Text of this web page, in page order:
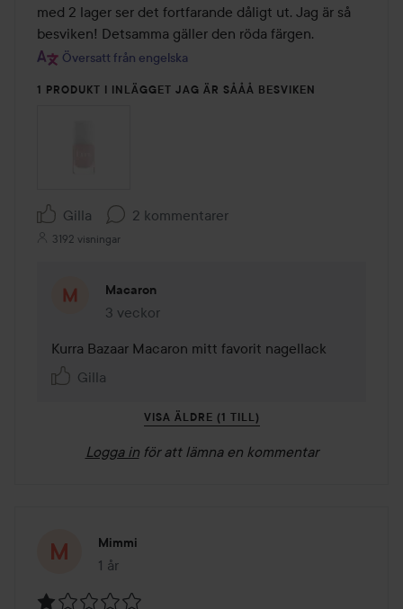
med 2 lager ser det fortfarande dåligt ut. Jag är så
besviken! Detsamma gäller den röda färgen.
Översatt från engelska
1 PRODUKT I INLÄGGET JAG ÄR SÅÅÅ BESVIKEN
Gilla 2 kommentarer
3192 visningar
Macaron
3 veckor
Kommentaren lades 3 veckor
Kurra Bazaar Macaron mitt favorit nagellack
Gilla
VISA ÄLDRE (1 TILL)
Logga in för att lämna en kommentar
Mimmi
1 år
Inlägget skapades 1 år